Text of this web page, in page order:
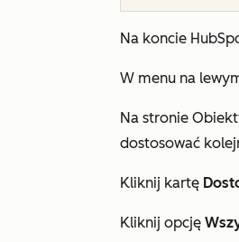
Na koncie
W menu na
Na stronie
dostosować
Kliknij kartę
Kliknij opcję